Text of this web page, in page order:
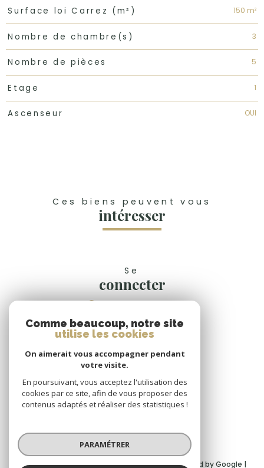
Surface loi Carrez (m²) 150 m²
Nombre de chambre(s) 3
Nombre de pièces 5
Etage 1
Ascenseur OUI
Ces biens peuvent vous
intéresser
Se
connecter
Nous
Nous
adhérons
© 2026 | Tous droits réservés | Traduction powered by Google |
Comme beaucoup, notre site
utilise les cookies
On aimerait vous accompagner pendant
votre visite.
En poursuivant, vous acceptez l'utilisation des
cookies par ce site, afin de vous proposer des
contenus adaptés et réaliser des statistiques !
PARAMÉTRER